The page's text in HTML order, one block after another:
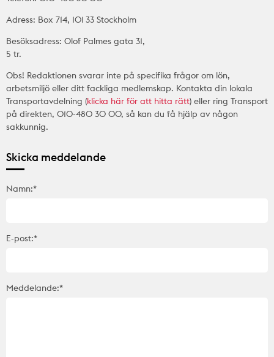
Adress: Box 714, 101 33 Stockholm
Besöksadress: Olof Palmes gata 31,
5 tr.
Obs! Redaktionen svarar inte på specifika frågor om lön,
arbetsmiljö eller ditt fackliga medlemskap. Kontakta din lokala
Transportavdelning (klicka här för att hitta rätt) eller ring Transport
på direkten, 010-480 30 00, så kan du få hjälp av någon
sakkunnig.
Skicka meddelande
Namn:*
E-post:*
Meddelande:*